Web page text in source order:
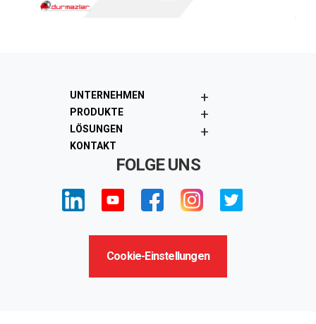
UNTERNEHMEN +
PRODUKTE +
LÖSUNGEN +
KONTAKT
FOLGE UNS
Cookie-Einstellungen